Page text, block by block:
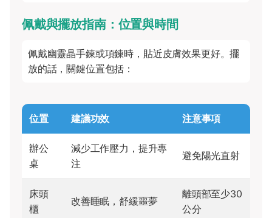
佩戴與擺放指南：位置與時間
佩戴幽靈晶手鍊或項鍊時，貼近皮膚效果更好。擺
放的話，關鍵位置包括：
位置 建議功效 注意事項
辦公
桌
減少工作壓力，提升專
注
避免陽光直射
床頭
櫃
改善睡眠，舒緩噩夢
離頭部至少30
公分